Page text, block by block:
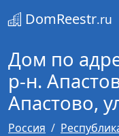
DomReestr.ru
Дом по
р-н.
Апастово,
Россия